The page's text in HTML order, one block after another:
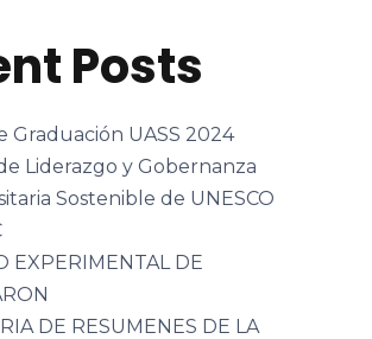
Posts
Graduación UASS 2024
Liderazgo y Gobernanza
Sostenible de UNESCO
EXPERIMENTAL DE
DE RESUMENES DE LA